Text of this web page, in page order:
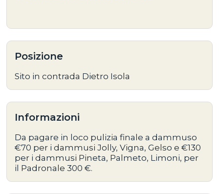
Posizione
Sito in contrada Dietro Isola
Informazioni
Da pagare in loco pulizia finale a dammuso
€70 per i dammusi Jolly, Vigna, Gelso e €130
per i dammusi Pineta, Palmeto, Limoni, per
il Padronale 300 €.